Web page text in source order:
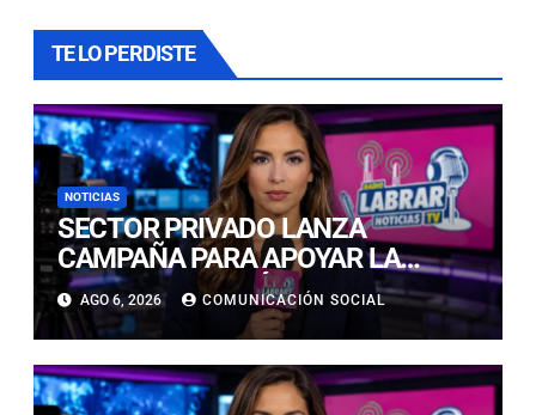
TE LO PERDISTE
NOTICIAS
SECTOR PRIVADO LANZA
CAMPAÑA PARA APOYAR LA
RECONSTRUCCIÓN DE FAMILIAS
AFECTADAS POR EL SISTEMA
FRONTAL EN ATACAMA
AGO 6, 2026 COMUNICACIÓN SOCIAL